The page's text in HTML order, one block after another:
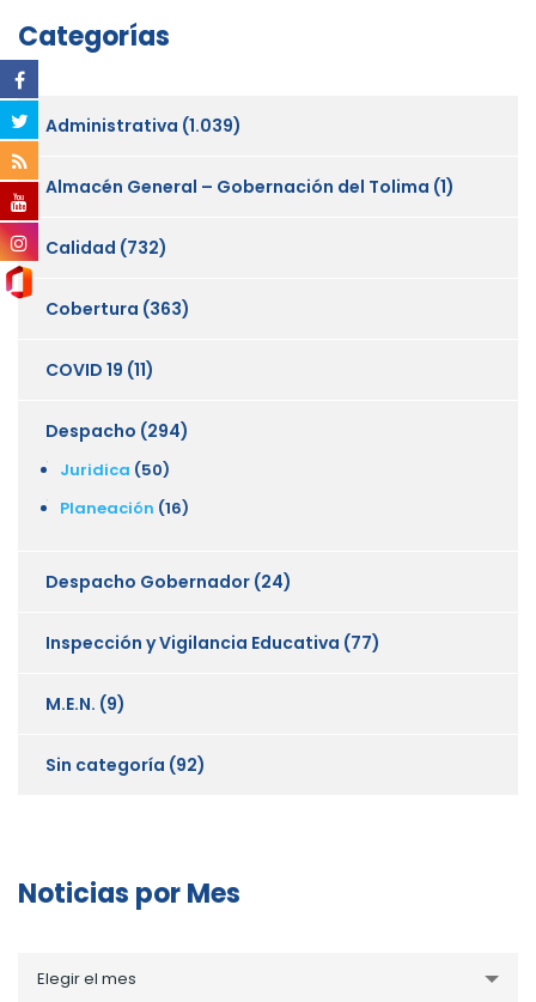
Categorías
Administrativa (1.039)
Almacén General – Gobernación del Tolima (1)
Calidad (732)
Cobertura (363)
COVID 19 (11)
Despacho (294)
Juridica (50)
Planeación (16)
Despacho Gobernador (24)
Inspección y Vigilancia Educativa (77)
M.E.N. (9)
Sin categoría (92)
Noticias por Mes
porElegir el mes